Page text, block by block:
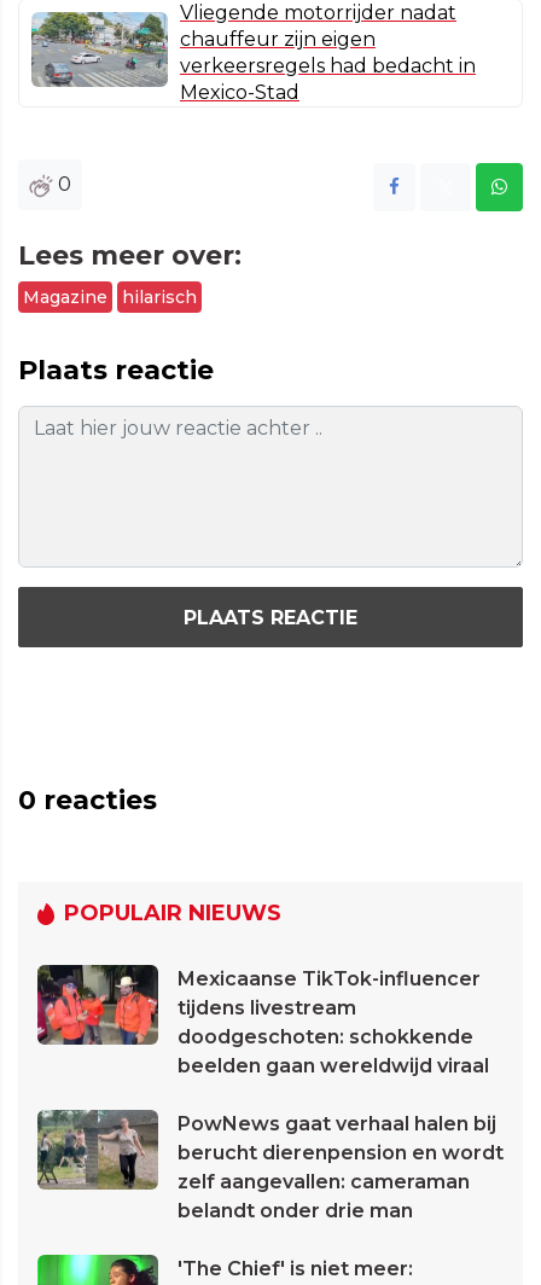
Vliegende motorrijder nadat
chauffeur zijn eigen
verkeersregels had bedacht in
Mexico-Stad
0
Lees meer over:
Magazine hilarisch
Plaats reactie
PLAATS REACTIE
0 reacties
POPULAIR NIEUWS
Mexicaanse TikTok-influencer
tijdens livestream
doodgeschoten: schokkende
beelden gaan wereldwijd viraal
PowNews gaat verhaal halen bij
berucht dierenpension en wordt
zelf aangevallen: cameraman
belandt onder drie man
'The Chief' is niet meer: